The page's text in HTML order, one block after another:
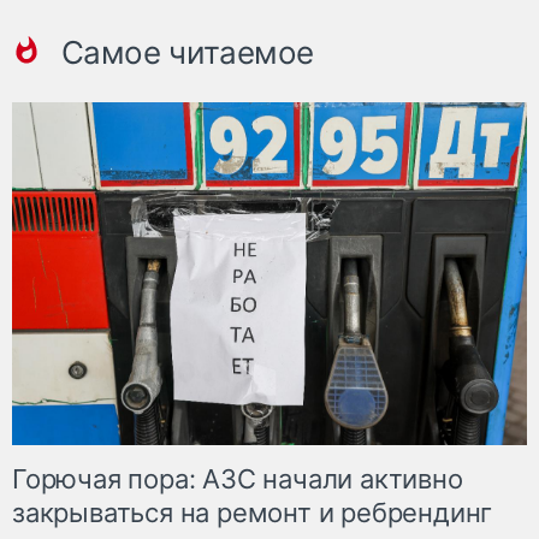
Самое читаемое
Горючая пора: АЗС начали активно
закрываться на ремонт и ребрендинг